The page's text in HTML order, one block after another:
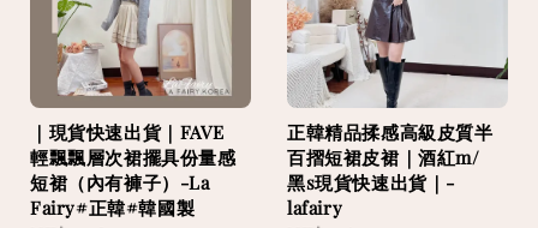
｜現貨快速出貨｜FAVE
輕飄飄層次裙擺具份量感
短裙（內有褲子）-La
Fairy#正韓#韓國製
正韓精品揉感高級皮質半
百摺短裙皮裙｜酒紅m/
黑s現貨快速出貨｜-
lafairy